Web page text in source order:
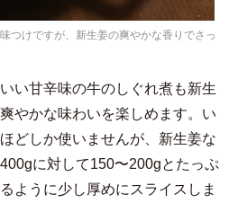
つけですが、新生姜の爽やかな香りでさっ
い甘辛味の牛のしぐれ煮も新生
やかな味わいを楽しめます。い
どしか使いませんが、新生姜な
に対して150〜200gとたっぷ
ように少し厚めにスライスしま